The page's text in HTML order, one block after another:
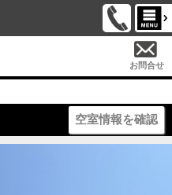
お問合せ
空室情報を確認